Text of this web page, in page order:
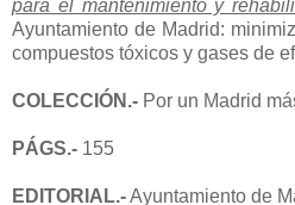
para el mantenimiento y
Ayuntamiento de Madrid:
compuestos tóxicos y gases de
COLECCIÓN.- Por un Madrid
PÁGS.- 155
EDITORIAL.-Ayuntamiento de